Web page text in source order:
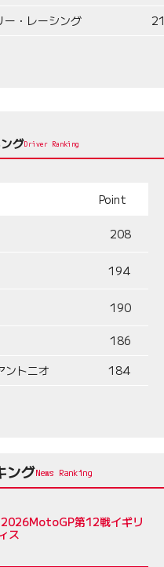
ー・レーシング
グDriver Ranking
Point
208
194
190
186
ントニオ
184
ング
2026MotoGP第12戦イギリ
ス